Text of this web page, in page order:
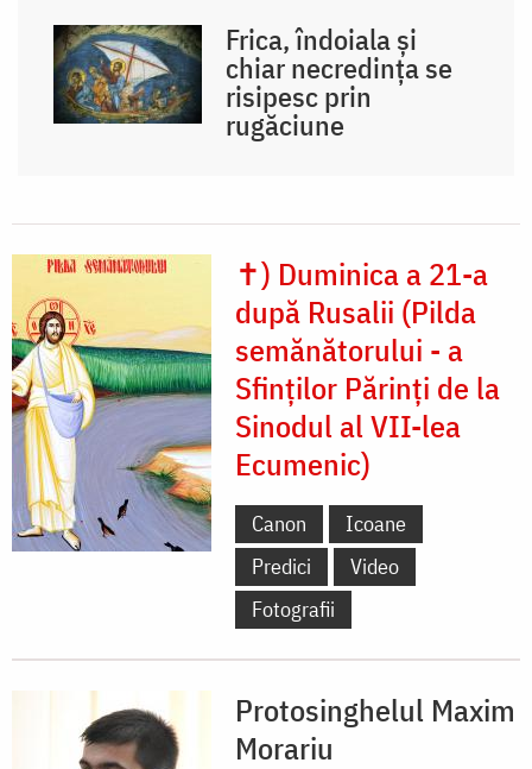
Frica, îndoiala și
chiar necredința se
risipesc prin
rugăciune
✝) Duminica a 21-a
după Rusalii (Pilda
semănătorului - a
Sfinților Părinți de la
Sinodul al VII-lea
Ecumenic)
Canon
Icoane
Predici
Video
Fotografii
Protosinghelul Maxim
Morariu